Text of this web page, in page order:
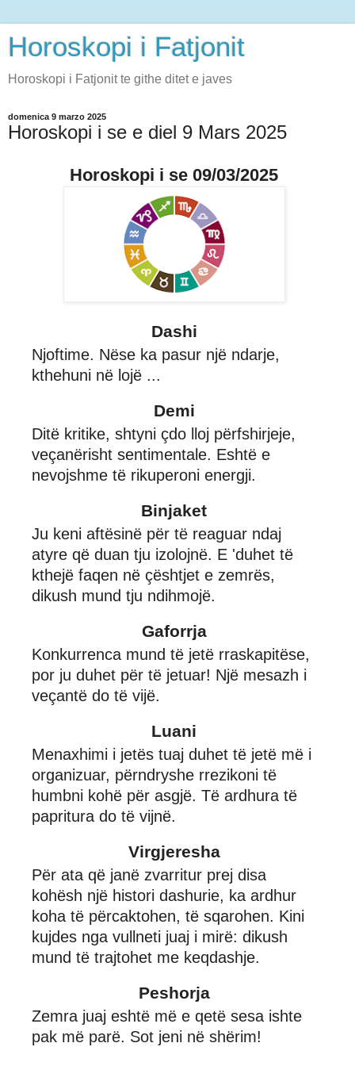
Horoskopi i Fatjonit
Horoskopi i Fatjonit te githe ditet e javes
domenica 9 marzo 2025
Horoskopi i se e diel 9 Mars 2025
Horoskopi i se 09/03/2025
Dashi
Njoftime. Nëse ka pasur një ndarje,
kthehuni në lojë ...
Demi
Ditë kritike, shtyni çdo lloj përfshirjeje,
veçanërisht sentimentale. Eshtë e
nevojshme të rikuperoni energji.
Binjaket
Ju keni aftësinë për të reaguar ndaj
atyre që duan tju izolojnë. E 'duhet të
kthejë faqen në çështjet e zemrës,
dikush mund tju ndihmojë.
Gaforrja
Konkurrenca mund të jetë rraskapitëse,
por ju duhet për të jetuar! Një mesazh i
veçantë do të vijë.
Luani
Menaxhimi i jetës tuaj duhet të jetë më i
organizuar, përndryshe rrezikoni të
humbni kohë për asgjë. Të ardhura të
papritura do të vijnë.
Virgjeresha
Për ata që janë zvarritur prej disa
kohësh një histori dashurie, ka ardhur
koha të përcaktohen, të sqarohen. Kini
kujdes nga vullneti juaj i mirë: dikush
mund të trajtohet me keqdashje.
Peshorja
Zemra juaj eshtë më e qetë sesa ishte
pak më parë. Sot jeni në shërim!